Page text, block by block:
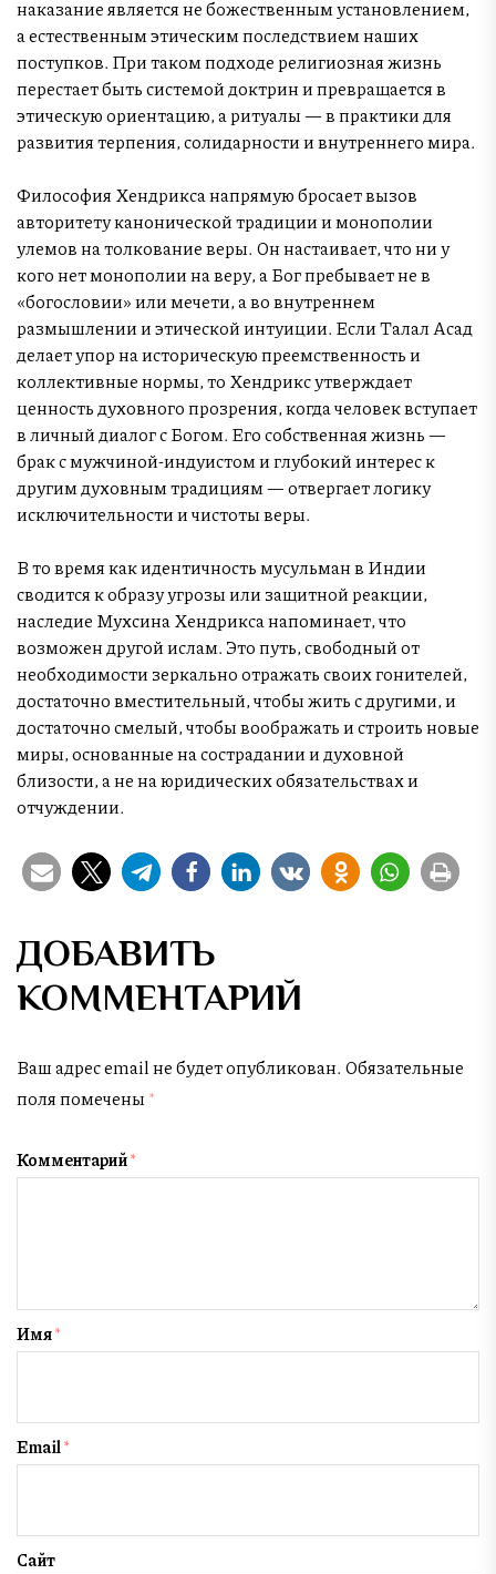
наказание является не божественным установлением,
а естественным этическим последствием наших
поступков. При таком подходе религиозная жизнь
перестает быть системой доктрин и превращается в
этическую ориентацию, а ритуалы — в практики для
развития терпения, солидарности и внутреннего мира.
Философия Хендрикса напрямую бросает вызов
авторитету канонической традиции и монополии
улемов на толкование веры. Он настаивает, что ни у
кого нет монополии на веру, а Бог пребывает не в
«богословии» или мечети, а во внутреннем
размышлении и этической интуиции. Если Талал Асад
делает упор на историческую преемственность и
коллективные нормы, то Хендрикс утверждает
ценность духовного прозрения, когда человек вступает
в личный диалог с Богом. Его собственная жизнь —
брак с мужчиной-индуистом и глубокий интерес к
другим духовным традициям — отвергает логику
исключительности и чистоты веры.
В то время как идентичность мусульман в Индии
сводится к образу угрозы или защитной реакции,
наследие Мухсина Хендрикса напоминает, что
возможен другой ислам. Это путь, свободный от
необходимости зеркально отражать своих гонителей,
достаточно вместительный, чтобы жить с другими, и
достаточно смелый, чтобы воображать и строить новые
миры, основанные на сострадании и духовной
близости, а не на юридических обязательствах и
отчуждении.
ДОБАВИТЬ
КОММЕНТАРИЙ
Ваш адрес email не будет опубликован. Обязательные
поля помечены *
Комментарий*
Имя*
Email*
Сайт